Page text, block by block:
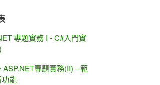
專題實務 I - C#入門實
ASP.NET專題實務(II) --範
能